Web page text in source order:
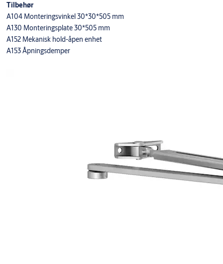
Tilbehør
A104 Monteringsvinkel 30*30*505 mm
A130 Monteringsplate 30*505 mm
A152 Mekanisk hold-åpen enhet
A153 Åpningsdemper